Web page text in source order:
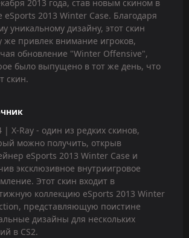
2013 года, став новым скином в
eSports 2013 Winter Case. Благодаря
уникальному дизайну, этот скин
же привлек внимание игроков,
обновление "Winter Offensive",
было выпущено в тот же день, что
скин.
| X-Ray - один из редких скинов,
можно получить, открыв
eSports 2013 Winter Case и
эксклюзивное внутриигровое
Этот скин входит в
коллекцию eSports 2013 Winter
представляющую поистине
дизайны для нескольких
в CS2.